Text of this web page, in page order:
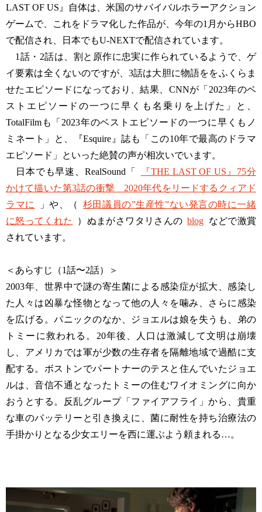
LAST OF US』自体は、米国のサバイバルホラーアクション
ゲームで、これをドラマ化した作品が、今年の1月からHBO
で配信され、日本でもU-NEXTで配信されています。
1話・2話は、割と原作に忠実に作られているようで、ゲ
イ要素は全くないのですが、3話は大胆に物語ををふくらま
せたエピソードになっており、結果、CNNが「2023年のベ
ストエピソードの一つに早くも名乗りを上げた」と、
TotalFilmも「2023年のベストエピソードの一つに早くもノ
ミネート」と、『Esquire』誌も「この10年で最高のドラマ
エピソード」といった絶賛の声が相次いでいます。
日本でも早速、RealSound「
『THE LAST OF US』75分
かけて描いた第3話の衝撃 2020年代をリードするクィアド
ラマに
」や、（
杉田議員の”生産性”ない発言の時に一緒
に怒ってくれた
）ぬまがさワタリさんの blog などで激賞
されています。
＜あらすじ（1話〜2話）＞
2003年、世界中で謎の寄生菌による感染症が拡大、感染し
た人々は凶暴な怪物となって他の人々を噛み、さらに感染
を広げる。パニックのなか、ジョエルは娘を失うも、弟の
トミーに救われる。20年後、人口は激減して文明は崩壊
し、アメリカでは軍が少数の生存者を隔離地域で過酷に支
配する。ボストンでパートナーのテスと住んでいたジョエ
ルは、音信不通となったトミーの住むワイオミングに向か
おうとする。反乱グループ「ファイアフライ」から、貴重
な車のバッテリーと引き換えに、菌に耐性を持ち治療法の
手掛かりとなる少女エリーを西に運ぶよう頼まれる…。